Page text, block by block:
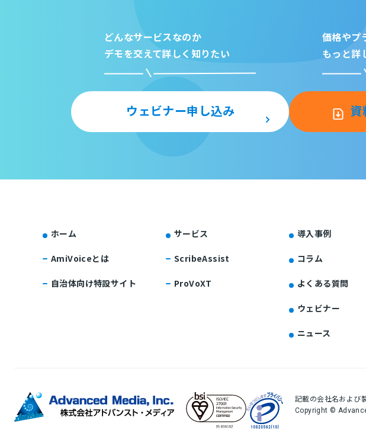
どんなサービスなのか
デモを交えて詳しく知りたい
ウェビナー申し込み
価格やプ
もっと詳
資
ホーム
AmiVoiceとは
自治体向け特設サイト
サービス
ScribeAssist
ProVoXT
導入事例
コラム
よくある質問
ウェビナー
ニュース
記載の会社名および
Copyright ©